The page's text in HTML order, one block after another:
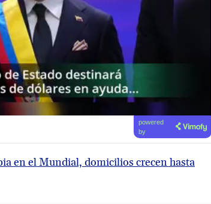
powered
by
en el Mundial, domicilios crecen hasta